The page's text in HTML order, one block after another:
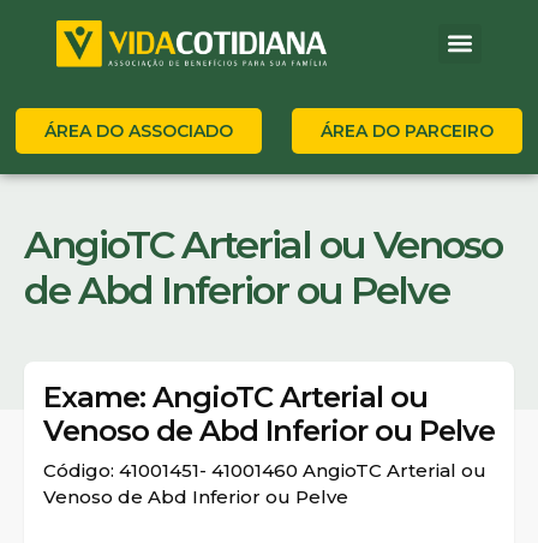
ÁREA DO ASSOCIADO ÁREA DO PARCEIRO
AngioTC Arterial ou Venoso
de Abd Inferior ou Pelve
Exame: AngioTC Arterial ou
Venoso de Abd Inferior ou Pelve
Código: 41001451- 41001460 AngioTC Arterial ou
Venoso de Abd Inferior ou Pelve